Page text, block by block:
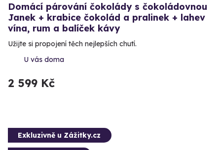
Domácí párování čokolády s čokoládovnou
Janek + krabice čokolád a pralinek + lahev
vína, rum a balíček kávy
Užijte si propojení těch nejlepších chutí.
U vás doma
2 599 Kč
Exkluzivně u Zážitky.cz